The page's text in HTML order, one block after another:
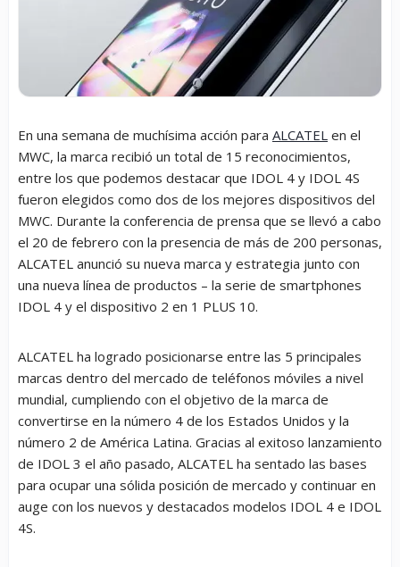
En una semana de muchísima acción para ALCATEL en el
MWC, la marca recibió un total de 15 reconocimientos,
entre los que podemos destacar que IDOL 4 y IDOL 4S
fueron elegidos como dos de los mejores dispositivos del
MWC. Durante la conferencia de prensa que se llevó a cabo
el 20 de febrero con la presencia de más de 200 personas,
ALCATEL anunció su nueva marca y estrategia junto con
una nueva línea de productos – la serie de smartphones
IDOL 4 y el dispositivo 2 en 1 PLUS 10.
ALCATEL ha logrado posicionarse entre las 5 principales
marcas dentro del mercado de teléfonos móviles a nivel
mundial, cumpliendo con el objetivo de la marca de
convertirse en la número 4 de los Estados Unidos y la
número 2 de América Latina. Gracias al exitoso lanzamiento
de IDOL 3 el año pasado, ALCATEL ha sentado las bases
para ocupar una sólida posición de mercado y continuar en
auge con los nuevos y destacados modelos IDOL 4 e IDOL
4S.